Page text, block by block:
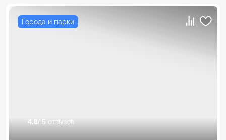
Города и парки
4.8/ 5 отзывов